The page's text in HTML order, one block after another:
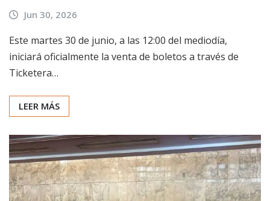
Jun 30, 2026
Este martes 30 de junio, a las 12:00 del mediodía,
iniciará oficialmente la venta de boletos a través de
Ticketera…
LEER MÁS